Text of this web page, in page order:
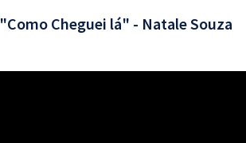
"Como Cheguei lá" - Natale Souza